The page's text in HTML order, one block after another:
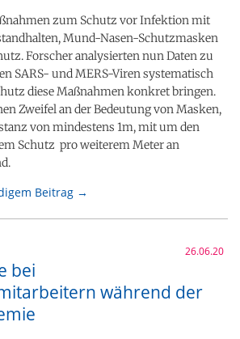
zum Schutz vor Infektion mit
Mund-Nasen-Schutzmasken
Forscher analysierten nun Daten zu
SARS- und MERS-Viren systematisch
diese Maßnahmen konkret bringen.
Zweifel an der Bedeutung von Masken,
von mindestens 1m, mit um den
Schutz pro weiterem Meter an
Beitrag →
26.06.20
bei
während der